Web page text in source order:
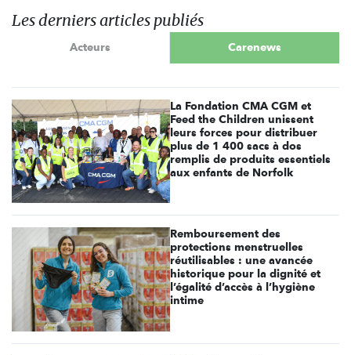
Les derniers articles publiés
Acteurs Carenews
La Fondation CMA CGM et
Feed the Children unissent
leurs forces pour distribuer
plus de 1 400 sacs à dos
remplis de produits essentiels
aux enfants de Norfolk
Remboursement des
protections menstruelles
réutilisables : une avancée
historique pour la dignité et
l’égalité d’accès à l’hygiène
intime